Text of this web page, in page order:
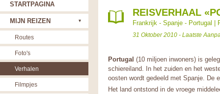
REISVERHAAL
Frankrijk - Spanje - Portugal
31 Oktober 2010 - Laatste
Portugal (10 miljoen inwoners) is
schiereiland. In het zuiden en het
oosten wordt gedeeld met Spanje. De
Het land ontstond in de vroege
STARTPAGINA
MIJN REIZEN
Routes
Foto's
Verhalen
Filmpjes